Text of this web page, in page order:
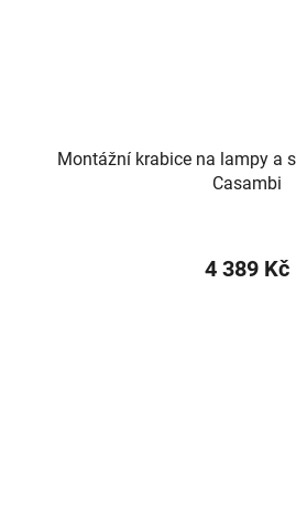
Montážní krabice na lampy a
Casambi
4 389 Kč